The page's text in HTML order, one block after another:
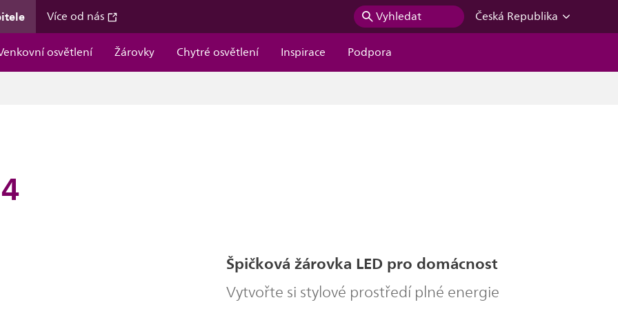
Více od nás Vyhledat
Česká Republika
osvětlení
Žárovky Chytré osvětlení Inspirace Podpora
Špičková žárovka LED pro domácnost
Vytvořte si stylové prostředí plné energie